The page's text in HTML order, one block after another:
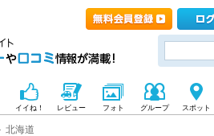
イイね！ レビュー フォト グループ スポット
北海道